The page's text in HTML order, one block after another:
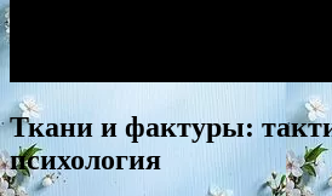
Ткани и фактуры:
психология